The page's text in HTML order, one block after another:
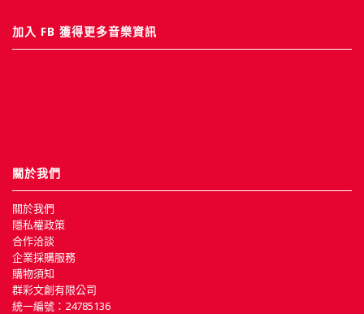
加入 FB 獲得更多音樂資訊
關於我們
關於我們
隱私權政策
合作洽談
企業採購服務
購物須知
群彩文創有限公司
統一編號：24785136